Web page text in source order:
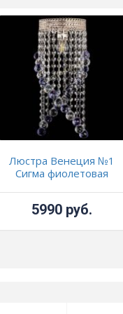
Люстра Венеция №1
Сигма фиолетовая
5990 руб.